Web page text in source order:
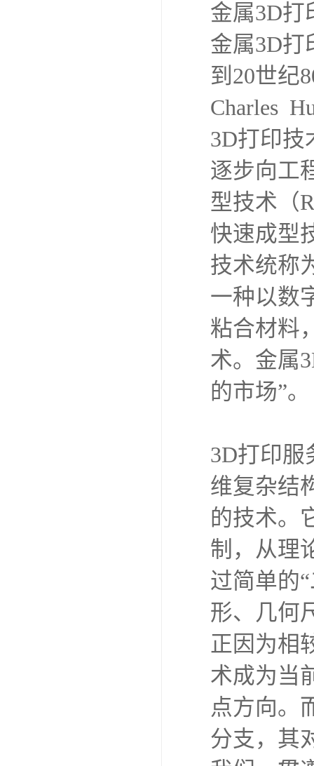
金属3D打
金属3D打
到20世纪
Charles
3D打印技
逐步向工
型技术（
快速成型
技术统称
一种以数
粘合材料
术。金属
的市场”。
3D打印服
维复杂结
的技术。
制，从理
过简单的
形、几何
正因为相
术成为当
点方向。
分支，其